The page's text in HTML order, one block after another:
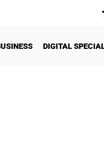
DIGITAL